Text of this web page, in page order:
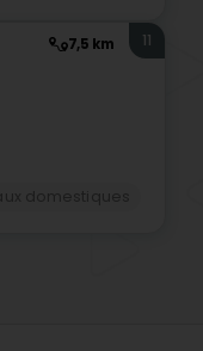
7,5 km 11